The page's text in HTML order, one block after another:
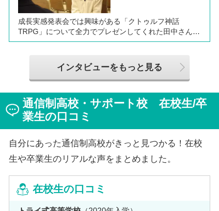
せる学校生活について語ってくれました。
成長実感発表会では興味がある「クトゥルフ神話
TRPG」について全力でプレゼンしてくれた田中さん
は、全日制高校での生活の中で体調を崩し、12月に第一
トやスクーリングをこなしながら、自分らしく過ごせる
ようになった2か月を振り返ってお話いただきました。
「通信制高校は家で一人で勉強するもの」というイメー
ジを持っていた田中さんですが、キャンパスでフェロー
（先生）や仲間に囲まれる中で、その不安は希望へと変
わったと言います。
インタビューをもっと見る
通信制高校・サポート校 在校生/卒
業生の口コミ
自分にあった通信制高校がきっと見つかる！在校
生や卒業生のリアルな声をまとめました。
在校生の口コミ